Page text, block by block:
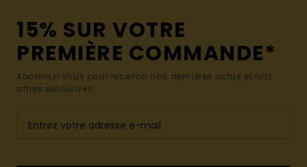
15% SUR VOTRE
PREMIÈRE COMMANDE*
Abonnez-vous pour recevoir nos dernières actus et nos
offres exclusives.